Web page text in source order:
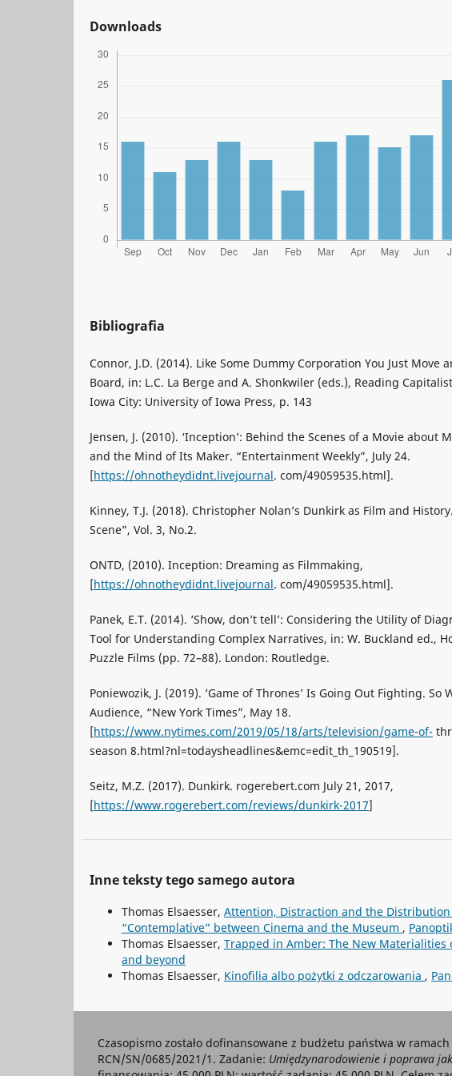
Downloads
Bibliografia
Connor, J.D. (2014). Like Some Dummy Corporation You Just Move
Board, in: L.C. La Berge and A. Shonkwiler (eds.), Reading
Iowa City: University of Iowa Press, p. 143
Jensen, J. (2010). ‘Inception’: Behind the Scenes of a Movie about
and the Mind of Its Maker. “Entertainment Weekly”, July 24.
[https://ohnotheydidnt.livejournal. com/49059535.html].
Kinney, T.J. (2018). Christopher Nolan’s Dunkirk as Film and
Scene”, Vol. 3, No.2.
ONTD, (2010). Inception: Dreaming as Filmmaking,
[https://ohnotheydidnt.livejournal. com/49059535.html].
Panek, E.T. (2014). ‘Show, don’t tell’: Considering the Utility of
Tool for Understanding Complex Narratives, in: W. Buckland ed.,
Puzzle Films (pp. 72–88). London: Routledge.
Poniewozik, J. (2019). ‘Game of Thrones’ Is Going Out Fighting. So
Audience, “New York Times”, May 18.
[https://www.nytimes.com/2019/05/18/arts/television/game-of-
season 8.html?nl=todaysheadlines&emc=edit_th_190519].
Seitz, M.Z. (2017). Dunkirk. rogerebert.com July 21, 2017,
[https://www.rogerebert.com/reviews/dunkirk-2017]
Inne teksty tego samego autora
Thomas Elsaesser, Attention, Distraction and the Distribution
“Contemplative” between Cinema and the Museum ,
Thomas Elsaesser, Trapped in Amber: The New Materialities
and beyond
Thomas Elsaesser, Kinofilia albo pożytki z odczarowania ,
Czasopismo zostało dofinansowane z budżetu państwa w
RCN/SN/0685/2021/1. Zadanie: Umiędzynarodowienie i poprawa